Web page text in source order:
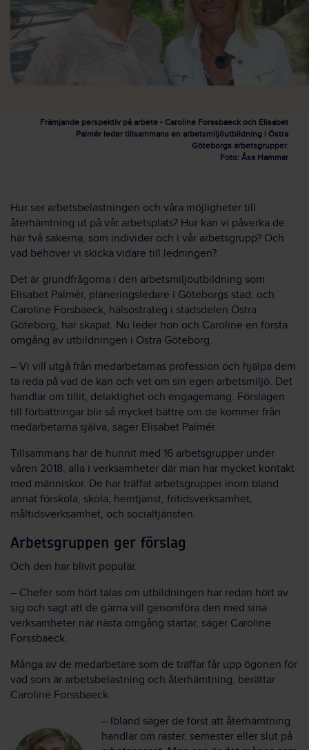
Främjande perspektiv på arbete - Caroline Forssbaeck och Elisabet
Palmér leder tillsammans en arbetsmiljöutbildning i Östra
Göteborgs arbetsgrupper.
Foto: Åsa Hammar
Hur ser arbetsbelastningen och våra möjligheter till
återhämtning ut på vår arbetsplats? Hur kan vi påverka de
här två sakerna, som individer och i vår arbetsgrupp? Och
vad behöver vi skicka vidare till ledningen?
Det är grundfrågorna i den arbetsmiljöutbildning som
Elisabet Palmér, planeringsledare i Göteborgs stad, och
Caroline Forsbaeck, hälsostrateg i stadsdelen Östra
Göteborg, har skapat. Nu leder hon och Caroline en första
omgång av utbildningen i Östra Göteborg.
– Vi vill utgå från medarbetarnas profession och hjälpa dem
ta reda på vad de kan och vet om sin egen arbetsmiljö. Det
handlar om tillit, delaktighet och engagemang. Förslagen
till förbättringar blir så mycket bättre om de kommer från
medarbetarna själva, säger Elisabet Palmér.
Tillsammans har de hunnit med 16 arbetsgrupper under
våren 2018, alla i verksamheter där man har mycket kontakt
med människor. De har träffat arbetsgrupper inom bland
annat förskola, skola, hemtjänst, fritidsverksamhet,
måltidsverksamhet, och socialtjänsten.
Arbetsgruppen ger förslag
Och den har blivit populär.
– Chefer som hört talas om utbildningen har redan hört av
sig och sagt att de gärna vill genomföra den med sina
verksamheter när nästa omgång startar, säger Caroline
Forssbaeck.
Många av de medarbetare som de träffar får upp ögonen för
vad som är arbetsbelastning och återhämtning, berättar
Caroline Forssbaeck.
– Ibland säger de först att återhämtning
handlar om raster, semester eller slut på